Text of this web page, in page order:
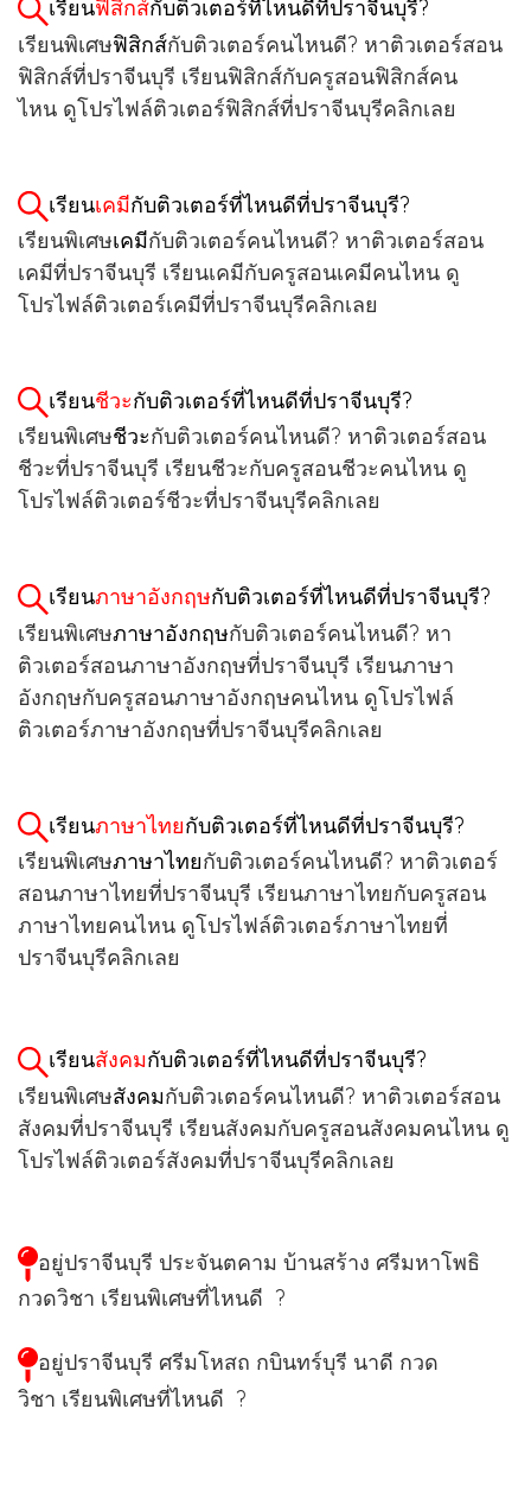
เรียนฟิสิกส์กับติวเตอร์ที่ไหนดีที่ปราจีนบุรี?
เรียนพิเศษฟิสิกส์กับติวเตอร์คนไหนดี? หาติวเตอร์สอน
ฟิสิกส์ที่ปราจีนบุรี เรียนฟิสิกส์กับครูสอนฟิสิกส์คน
ไหน ดูโปรไฟล์ติวเตอร์ฟิสิกส์ที่ปราจีนบุรีคลิกเลย
เรียนเคมีกับติวเตอร์ที่ไหนดีที่ปราจีนบุรี?
เรียนพิเศษเคมีกับติวเตอร์คนไหนดี? หาติวเตอร์สอน
เคมีที่ปราจีนบุรี เรียนเคมีกับครูสอนเคมีคนไหน ดู
โปรไฟล์ติวเตอร์เคมีที่ปราจีนบุรีคลิกเลย
เรียนชีวะกับติวเตอร์ที่ไหนดีที่ปราจีนบุรี?
เรียนพิเศษชีวะกับติวเตอร์คนไหนดี? หาติวเตอร์สอน
ชีวะที่ปราจีนบุรี เรียนชีวะกับครูสอนชีวะคนไหน ดู
โปรไฟล์ติวเตอร์ชีวะที่ปราจีนบุรีคลิกเลย
เรียนภาษาอังกฤษกับติวเตอร์ที่ไหนดีที่ปราจีนบุรี?
เรียนพิเศษภาษาอังกฤษกับติวเตอร์คนไหนดี? หา
ติวเตอร์สอนภาษาอังกฤษที่ปราจีนบุรี เรียนภาษา
อังกฤษกับครูสอนภาษาอังกฤษคนไหน ดูโปรไฟล์
ติวเตอร์ภาษาอังกฤษที่ปราจีนบุรีคลิกเลย
เรียนภาษาไทยกับติวเตอร์ที่ไหนดีที่ปราจีนบุรี?
เรียนพิเศษภาษาไทยกับติวเตอร์คนไหนดี? หาติวเตอร์
สอนภาษาไทยที่ปราจีนบุรี เรียนภาษาไทยกับครูสอน
ภาษาไทยคนไหน ดูโปรไฟล์ติวเตอร์ภาษาไทยที่
ปราจีนบุรีคลิกเลย
เรียนสังคมกับติวเตอร์ที่ไหนดีที่ปราจีนบุรี?
เรียนพิเศษสังคมกับติวเตอร์คนไหนดี? หาติวเตอร์สอน
สังคมที่ปราจีนบุรี เรียนสังคมกับครูสอนสังคมคนไหน ดู
โปรไฟล์ติวเตอร์สังคมที่ปราจีนบุรีคลิกเลย
อยู่ปราจีนบุรี ประจันตคาม บ้านสร้าง ศรีมหาโพธิ
กวดวิชา เรียนพิเศษที่ไหนดี ?
อยู่ปราจีนบุรี ศรีมโหสถ กบินทร์บุรี นาดี กวด
วิชา เรียนพิเศษที่ไหนดี ?